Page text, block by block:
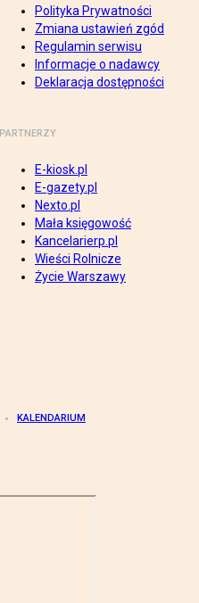
Polityka Prywatności
Zmiana ustawień zgód
Regulamin serwisu
Informacje o nadawcy
Deklaracja dostępności
PARTNERZY
E-kiosk.pl
E-gazety.pl
Nexto.pl
Mała księgowość
Kancelarierp.pl
Wieści Rolnicze
Życie Warszawy
KALENDARIUM